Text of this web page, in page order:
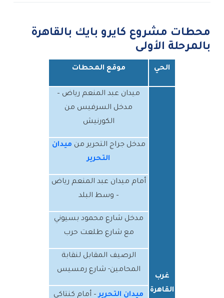
محطات مشروع كايرو بايك بالقاهرة
بالمرحلة الأولى
الحي موقع المحطات
غرب
القاهرة
ميدان عبد المنعم رياض –
مدخل السرفيس من
الكورنيش
مدخل جراج التحرير من ميدان
التحرير
أمام ميدان عبد المنعم رياض
– وسط البلد
مدخل شارع محمود بسيوني
مع شارع طلعت حرب
الرصيف المقابل لنقابة
المحامين- شارع رمسيس
ميدان التحرير– أمام كنتاكي